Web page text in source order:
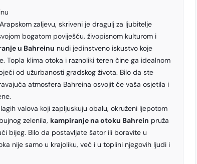
zaljevu, skriveni je dragulj za ljubitelje
bogatom poviješću, živopisnom kulturom i
u Bahreinu nudi jedinstveno iskustvo koje
Topla klima otoka i raznoliki teren čine ga idealnom
od užurbanosti gradskog života. Bilo da ste
atmosfera Bahreina osvojit će vaša osjetila i
valova koji zapljuskuju obalu, okruženi ljepotom
zelenila, kampiranje na otoku Bahrein pruža
bijeg. Bilo da postavljate šator ili boravite u
nije samo u krajoliku, već i u toplini njegovih ljudi i